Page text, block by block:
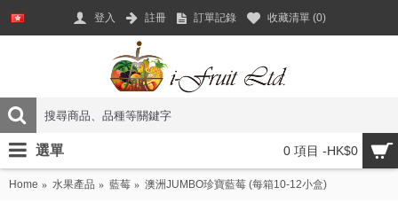
登入 註冊 訂單記錄 收藏清單 (0)
0 項目 -HK$0
選單
Home 水果產品 藍莓 澳洲JUMBO珍寶藍莓 (每箱10-12小盒)